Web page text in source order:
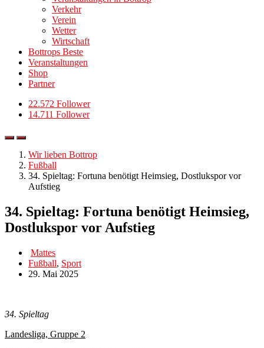
Verkehr
Verein
Wetter
Wirtschaft
Bottrops Beste
Veranstaltungen
Shop
Partner
22.572 Follower
14.711 Follower
Wir lieben Bottrop
Fußball
34. Spieltag: Fortuna benötigt Heimsieg, Dostlukspor vor
Aufstieg
34. Spieltag: Fortuna benötigt Heimsieg,
Dostlukspor vor Aufstieg
Mattes
Fußball, Sport
29. Mai 2025
34. Spieltag
Landesliga, Gruppe 2